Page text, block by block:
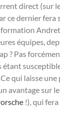
direct (sur
ce dernier fera
formation
équipes,
? Pas
étant
qui laisse une
avantage sur
!), qui